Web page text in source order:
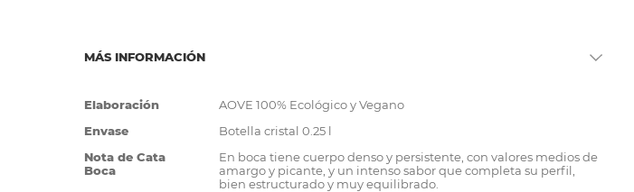
MÁS INFORMACIÓN
Más
Información
Elaboración
AOVE 100% Ecológico y Vegano
Envase
Botella cristal 0.25 l
Nota de Cata
Boca
En boca tiene cuerpo denso y persistente, con valores medios de
amargo y picante, y un intenso sabor que completa su perfil,
bien estructurado y muy equilibrado.